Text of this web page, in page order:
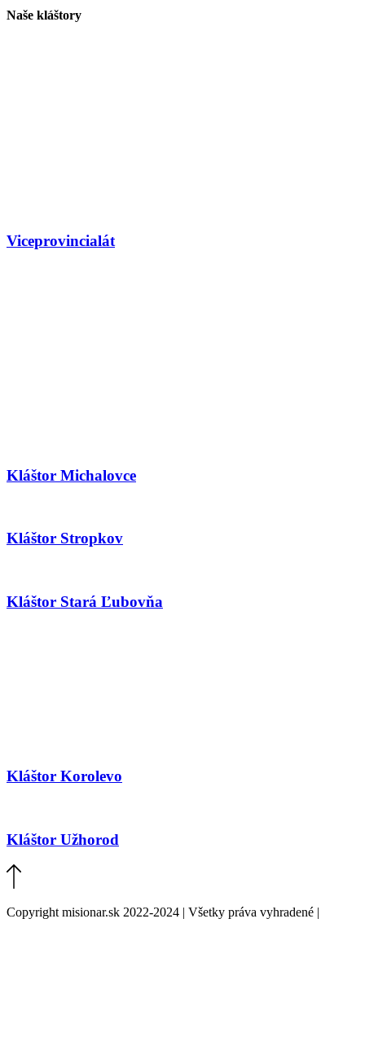
Naše kláštory
Viceprovincialát
Kláštor Michalovce
Kláštor Stropkov
Kláštor Stará Ľubovňa
Kláštor Korolevo
Kláštor Užhorod
Copyright misionar.sk 2022-2024 | Všetky práva vyhradené |